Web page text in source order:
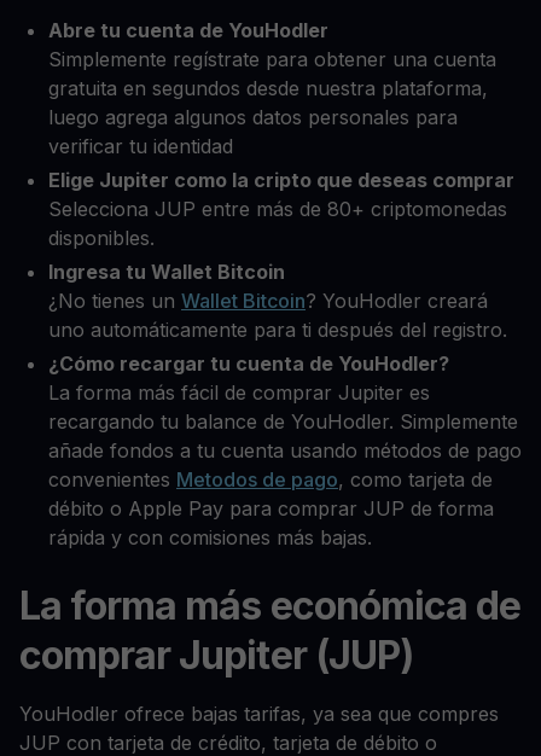
Abre tu cuenta de YouHodler
Simplemente regístrate para obtener una cuenta
gratuita en segundos desde nuestra plataforma,
luego agrega algunos datos personales para
verificar tu identidad
Elige Jupiter como la cripto que deseas comprar
Selecciona JUP entre más de 80+ criptomonedas
disponibles.
Ingresa tu Wallet Bitcoin
¿No tienes un Wallet Bitcoin? YouHodler creará
uno automáticamente para ti después del registro.
¿Cómo recargar tu cuenta de YouHodler?
La forma más fácil de comprar Jupiter es
recargando tu balance de YouHodler. Simplemente
añade fondos a tu cuenta usando métodos de pago
convenientes Metodos de pago, como tarjeta de
débito o Apple Pay para comprar JUP de forma
rápida y con comisiones más bajas.
La forma más económica de
comprar Jupiter (JUP)
YouHodler ofrece bajas tarifas, ya sea que compres
JUP con tarjeta de crédito, tarjeta de débito o